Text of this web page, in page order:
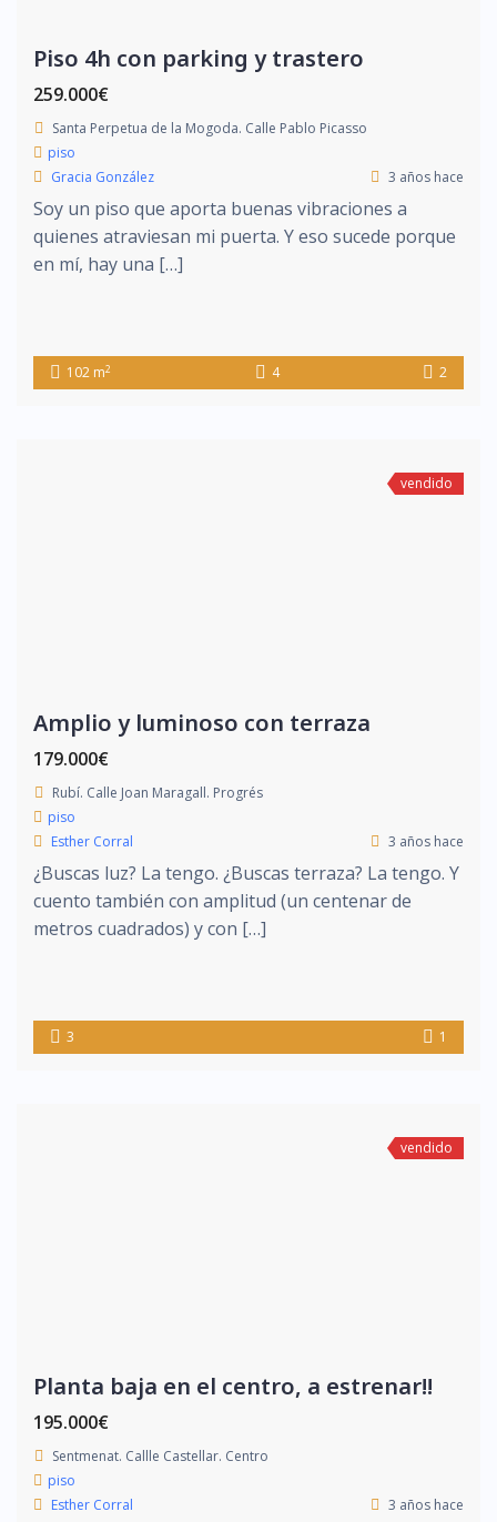
Piso 4h con parking y trastero
259.000€
Santa Perpetua de la Mogoda. Calle Pablo Picasso
piso
Gracia González
3 años hace
Soy un piso que aporta buenas vibraciones a
quienes atraviesan mi puerta. Y eso sucede porque
en mí, hay una […]
102 m2 4 2
vendido
Amplio y luminoso con terraza
179.000€
Rubí. Calle Joan Maragall. Progrés
piso
Esther Corral
3 años hace
¿Buscas luz? La tengo. ¿Buscas terraza? La tengo. Y
cuento también con amplitud (un centenar de
metros cuadrados) y con […]
3 1
vendido
Planta baja en el centro, a estrenar!!
195.000€
Sentmenat. Callle Castellar. Centro
piso
Esther Corral
3 años hace